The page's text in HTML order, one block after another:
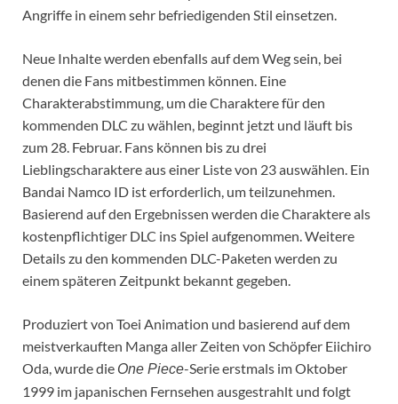
Angriffe in einem sehr befriedigenden Stil einsetzen.
Neue Inhalte werden ebenfalls auf dem Weg sein, bei
denen die Fans mitbestimmen können. Eine
Charakterabstimmung, um die Charaktere für den
kommenden DLC zu wählen, beginnt jetzt und läuft bis
zum 28. Februar. Fans können bis zu drei
Lieblingscharaktere aus einer Liste von 23 auswählen. Ein
Bandai Namco ID ist erforderlich, um teilzunehmen.
Basierend auf den Ergebnissen werden die Charaktere als
kostenpflichtiger DLC ins Spiel aufgenommen. Weitere
Details zu den kommenden DLC-Paketen werden zu
einem späteren Zeitpunkt bekannt gegeben.
Produziert von Toei Animation und basierend auf dem
meistverkauften Manga aller Zeiten von Schöpfer Eiichiro
Oda, wurde die One Piece-Serie erstmals im Oktober
1999 im japanischen Fernsehen ausgestrahlt und folgt